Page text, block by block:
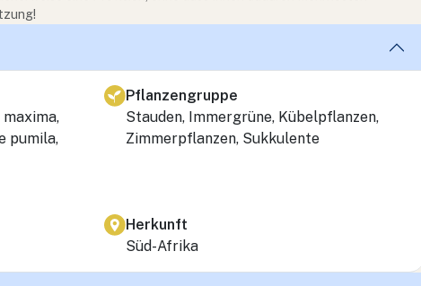
,
pumila,
Pflanzengruppe
Stauden, Immergrüne, Kübelpflanzen,
Zimmerpflanzen, Sukkulente
Herkunft
Süd-Afrika